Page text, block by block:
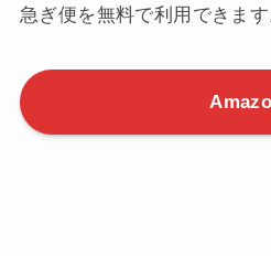
急ぎ便を無料で利用できます